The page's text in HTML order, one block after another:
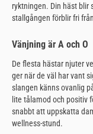
ryktningen. Din häst blir
stallgången förblir fri
Vänjning är A och O
De flesta hästar njuter
ger när de väl har vant
slangen känns ovanlig
lite tålamod och positiv
snabbt att uppskatta
wellness-stund.